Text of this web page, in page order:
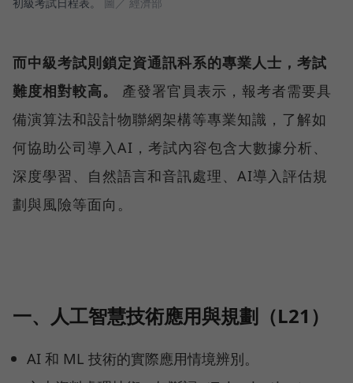
而中級考試則鎖定資通訊科系的專業人士，考試
難度相對較高。
產發署官員表示，報考者需要具
備演算法和設計物聯網架構等專業知識，了解如
何協助公司導入AI，考試內容包含大數據分析、
深度學習、自然語言和音訊處理、AI導入評估規
劃與風險等面向。
一、人工智慧技術應用與規劃（L21）
AI 和 ML 技術的實際應用情境辨別。